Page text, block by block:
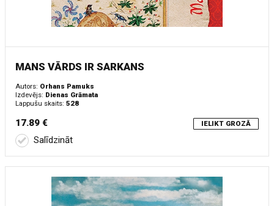
MANS VĀRDS IR SARKANS
Autors: Orhans Pamuks
Izdevējs: Dienas Grāmata
Lappušu skaits: 528
17.89 € IELIKT GROZĀ
Salīdzināt